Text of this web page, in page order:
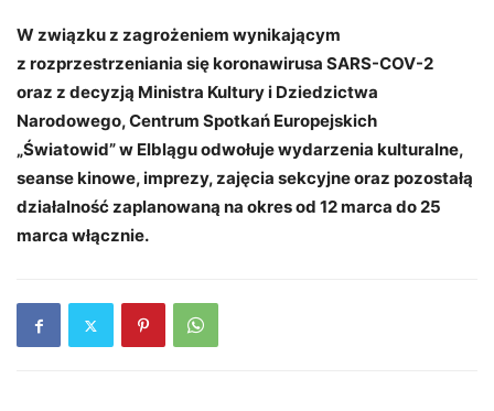
W związku z zagrożeniem wynikającym
z rozprzestrzeniania się koronawirusa SARS-COV-2
oraz z decyzją Ministra Kultury i Dziedzictwa
Narodowego, Centrum Spotkań Europejskich
„Światowid” w Elblągu odwołuje wydarzenia kulturalne,
seanse kinowe, imprezy, zajęcia sekcyjne oraz pozostałą
działalność zaplanowaną na okres od 12 marca do 25
marca włącznie.